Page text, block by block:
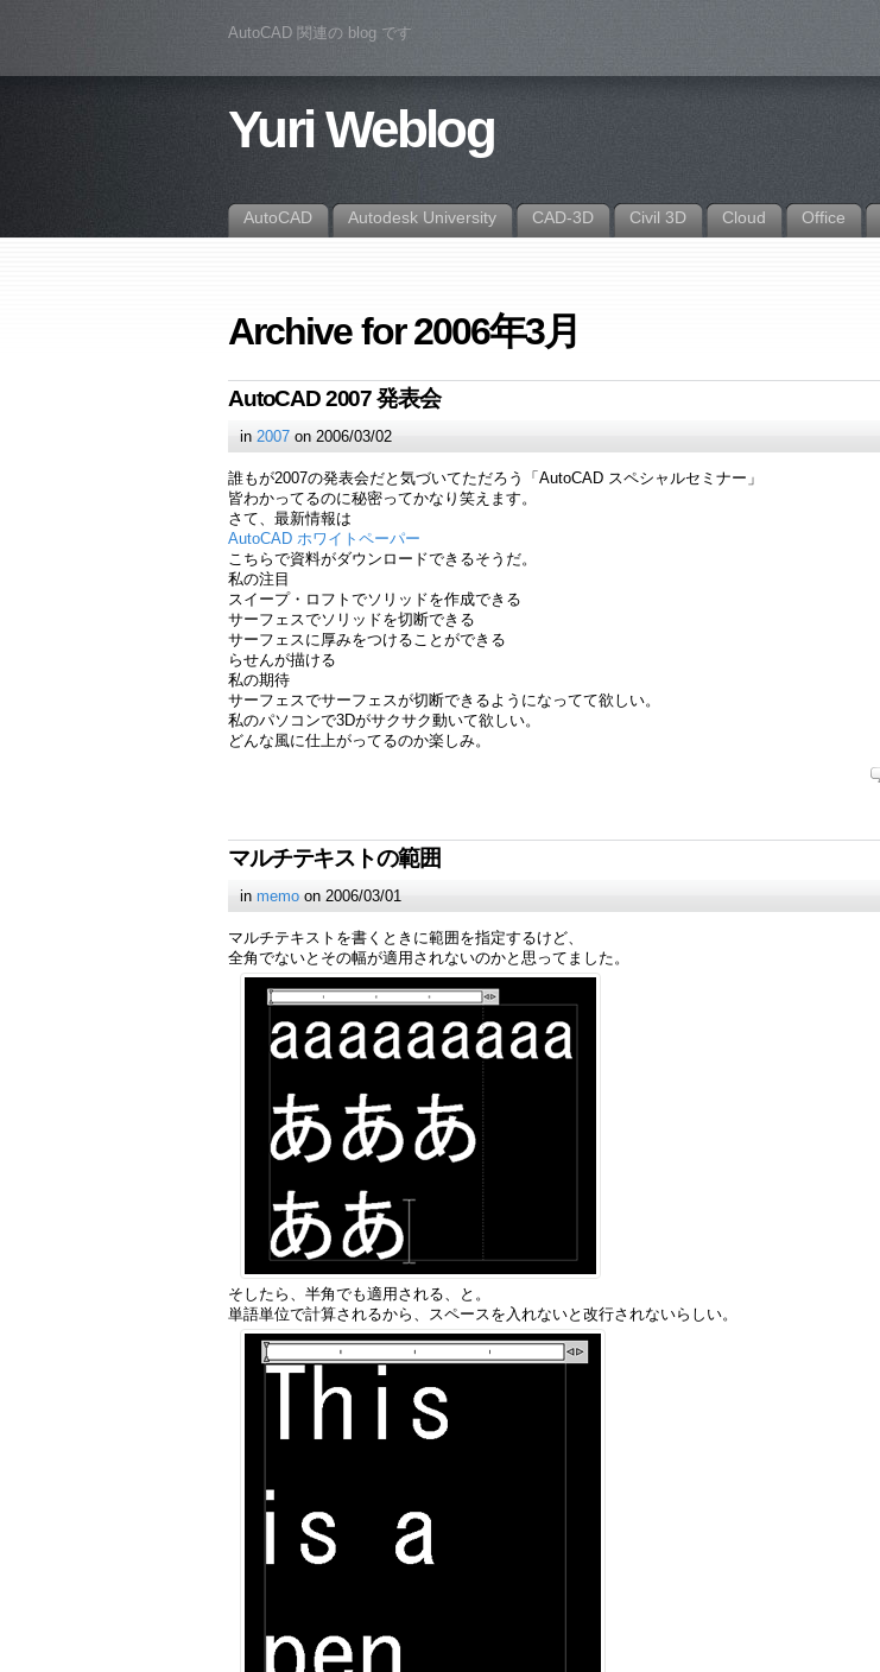
AutoCAD 関連の blog です
Yuri Weblog
AutoCAD Autodesk University CAD-3D Civil 3D Cloud Office
Archive for 2006年3月
AutoCAD 2007 発表会
in 2007 on 2006/03/02
誰もが2007の発表会だと気づいてただろう「AutoCAD スペシャルセミナー」
皆わかってるのに秘密ってかなり笑えます。
さて、最新情報は
AutoCAD ホワイトペーパー
こちらで資料がダウンロードできるそうだ。
私の注目
スイープ・ロフトでソリッドを作成できる
サーフェスでソリッドを切断できる
サーフェスに厚みをつけることができる
らせんが描ける
私の期待
サーフェスでサーフェスが切断できるようになってて欲しい。
私のパソコンで3Dがサクサク動いて欲しい。
どんな風に仕上がってるのか楽しみ。
マルチテキストの範囲
inmemo on 2006/03/01
マルチテキストを書くときに範囲を指定するけど、
全角でないとその幅が適用されないのかと思ってました。
そしたら、半角でも適用される、と。
単語単位で計算されるから、スペースを入れないと改行されないらしい。